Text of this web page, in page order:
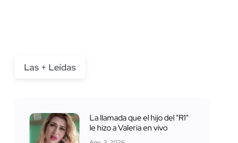
Las + Leídas
La llamada que el hijo del "R1"
le hizo a Valeria en vivo